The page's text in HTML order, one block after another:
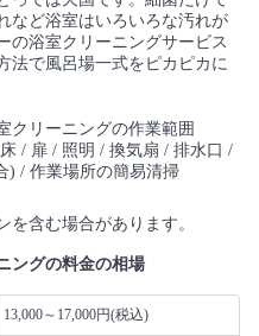
など浴室はいろいろな汚れが
の浴室クリーニングサービス
法で風呂場一式をピカピカに
クリーニングの作業範囲
/ 扉 / 照明 / 換気扇 / 排水口 /
) / 作業場所の簡易清掃
含む場合があります。
ングの料金の相場
13,000～17,000円(税込)